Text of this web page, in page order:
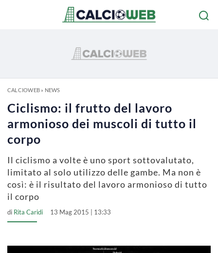
CALCIOWEB» NEWS
Ciclismo: il frutto del lavoro
armonioso dei muscoli di tutto il
corpo
Il ciclismo a volte è uno sport sottovalutato,
limitato al solo utilizzo delle gambe. Ma non è
così: è il risultato del lavoro armonioso di tutto
il corpo
di Rita Caridi 13 Mag 2015 | 13:33